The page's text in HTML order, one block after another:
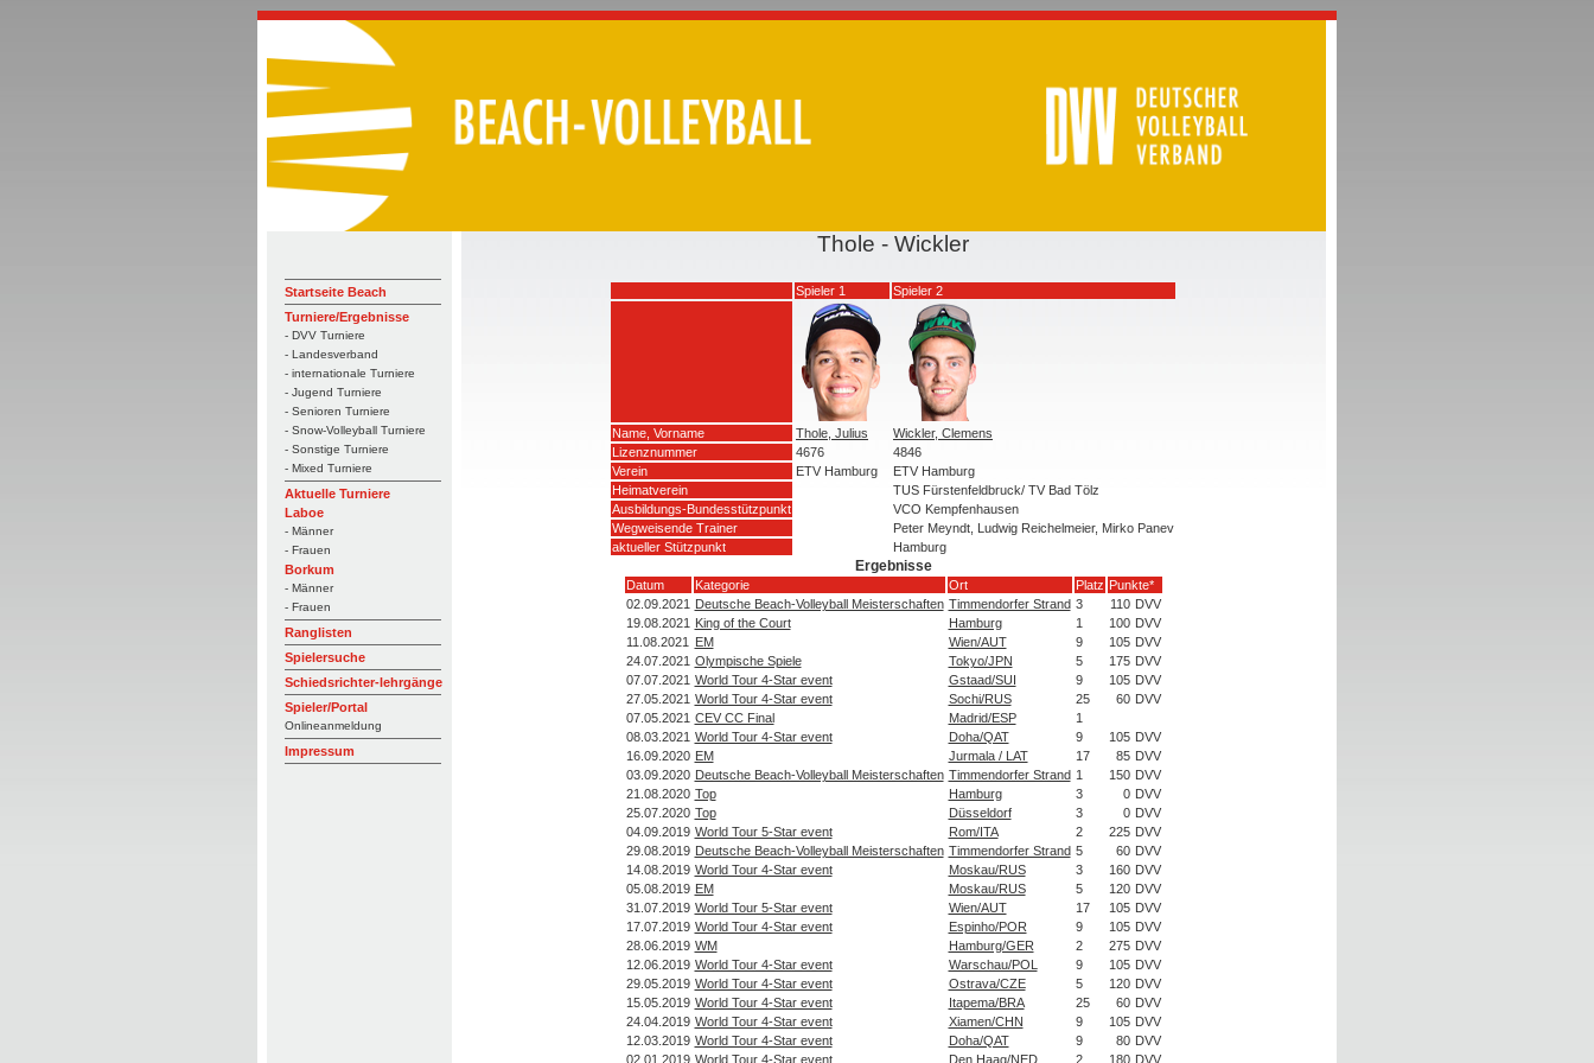
Startseite Beach
Turniere/Ergebnisse
- DVV Turniere
- Landesverband
- internationale Turniere
- Jugend Turniere
- Senioren Turniere
- Snow-Volleyball Turniere
- Sonstige Turniere
- Mixed Turniere
Aktuelle Turniere
Laboe
- Männer
- Frauen
Borkum
- Männer
- Frauen
Ranglisten
Spielersuche
Schiedsrichter-lehrgänge
Spieler/Portal
Onlineanmeldung
Impressum
Thole - Wickler
Spieler 1 Spieler 2
Name, Vorname Thole, Julius
Wickler, Clemens
Lizenznummer
4676
4846
Verein
ETV Hamburg
ETV Hamburg
Heimatverein
TUS Fürstenfeldbruck/ TV Bad Tölz
Ausbildungs-Bundesstützpunkt
VCO Kempfenhausen
Wegweisende Trainer
Peter Meyndt, Ludwig Reichelmeier, Mirko Panev
aktueller Stützpunkt
Hamburg
Ergebnisse
Datum Kategorie Ort Platz Punkte*
02.09.2021 Deutsche Beach-Volleyball Meisterschaften Timmendorfer Strand 3 110 DVV
19.08.2021 King of the Court Hamburg 1 100 DVV
11.08.2021
EM Wien/AUT 9 105 DVV
24.07.2021 Olympische Spiele Tokyo/JPN 5 175 DVV
07.07.2021 World Tour 4-Star event Gstaad/SUI 9 105 DVV
27.05.2021 World Tour 4-Star event Sochi/RUS 25 60 DVV
07.05.2021 CEV CC Final Madrid/ESP
1
08.03.2021 World Tour 4-Star event Doha/QAT 9 105 DVV
16.09.2020 EM Jurmala / LAT 17 85 DVV
03.09.2020 Deutsche Beach-Volleyball Meisterschaften Timmendorfer Strand 1 150 DVV
21.08.2020 Top Hamburg 3 0 DVV
25.07.2020 Top Düsseldorf 3 0 DVV
04.09.2019 World Tour 5-Star event Rom/ITA 2 225 DVV
29.08.2019 Deutsche Beach-Volleyball Meisterschaften Timmendorfer Strand 5 60 DVV
14.08.2019 World Tour 4-Star event Moskau/RUS 3 160 DVV
05.08.2019 EM Moskau/RUS 5 120 DVV
31.07.2019 World Tour 5-Star event Wien/AUT 17 105 DVV
17.07.2019 World Tour 4-Star event Espinho/POR 9 105 DVV
28.06.2019 WM Hamburg/GER 2 275 DVV
12.06.2019 World Tour 4-Star event Warschau/POL 9 105 DVV
29.05.2019 World Tour 4-Star event Ostrava/CZE 5 120 DVV
15.05.2019 World Tour 4-Star event Itapema/BRA 25 60 DVV
24.04.2019 World Tour 4-Star event Xiamen/CHN 9 105 DVV
12.03.2019 World Tour 4-Star event Doha/QAT 9 80 DVV
02.01.2019 World Tour 4-Star event Den Haag/NED 2 180 DVV